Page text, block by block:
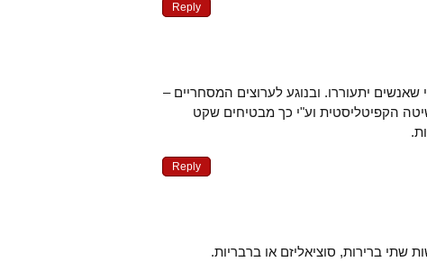
Reply
יתעוררו. ובנוגע לערוצים המסחריים –
הקפיטליסטית וע"י כך מבטיחים שקט
Reply
שתי ברירות, סוציאליזם או ברבריות.